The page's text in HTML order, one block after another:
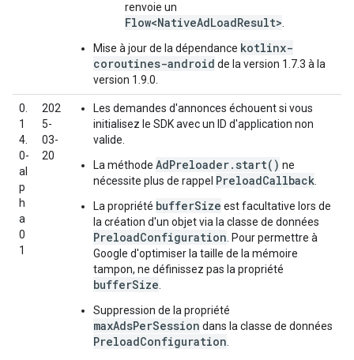
renvoie un
Flow<NativeAdLoadResult>
Mise à jour de la dépendance kotlinx-
coroutines-android de la version 1.7.3 à la
version 1.9.0.
0.
1
4.
0-
al
p
h
a
0
1
202
5-
03-
20
Les demandes d'annonces échouent si vous
initialisez le SDK avec un ID d'application non
valide.
La méthode AdPreloader.start() ne
nécessite plus de rappel PreloadCallback
La propriété bufferSize est facultative lors de
la création d'un objet via la classe de données
PreloadConfiguration . Pour permettre à
Google d'optimiser la taille de la mémoire
tampon, ne définissez pas la propriété
bufferSize
Suppression de la propriété
maxAdsPerSession dans la classe de données
PreloadConfiguration